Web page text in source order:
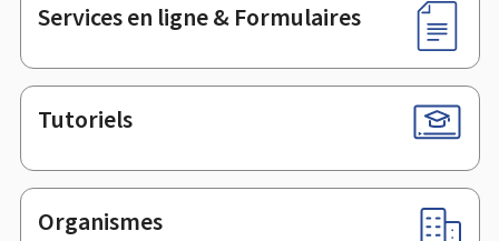
Services en ligne & Formulaires
Tutoriels
Organismes